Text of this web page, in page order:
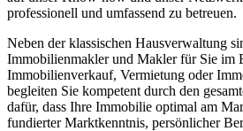
professionell und umfassend zu betreuen.
Neben der klassischen Hausverwaltung
Immobilienmakler und Makler für Sie im
Immobilienverkauf, Vermietung oder
begleiten Sie kompetent durch den
dafür, dass Ihre Immobilie optimal am
fundierter Marktkenntnis, persönlicher